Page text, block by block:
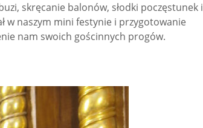
skręcanie balonów, słodki poczęstunek i
w naszym mini festynie i przygotowanie
nam swoich gościnnych progów.